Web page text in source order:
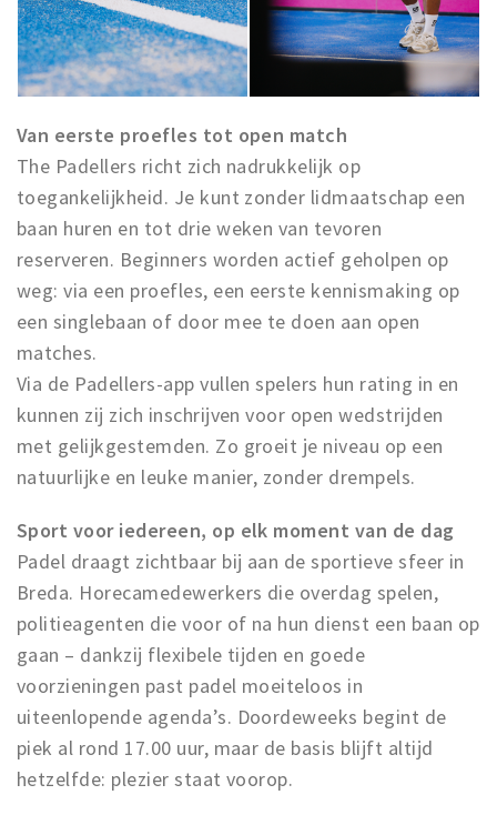
Van eerste proefles tot open match
The Padellers richt zich nadrukkelijk op
toegankelijkheid. Je kunt zonder lidmaatschap een
baan huren en tot drie weken van tevoren
reserveren. Beginners worden actief geholpen op
weg: via een proefles, een eerste kennismaking op
een singlebaan of door mee te doen aan open
matches.
Via de Padellers-app vullen spelers hun rating in en
kunnen zij zich inschrijven voor open wedstrijden
met gelijkgestemden. Zo groeit je niveau op een
natuurlijke en leuke manier, zonder drempels.
Sport voor iedereen, op elk moment van de dag
Padel draagt zichtbaar bij aan de sportieve sfeer in
Breda. Horecamedewerkers die overdag spelen,
politieagenten die voor of na hun dienst een baan op
gaan – dankzij flexibele tijden en goede
voorzieningen past padel moeiteloos in
uiteenlopende agenda’s. Doordeweeks begint de
piek al rond 17.00 uur, maar de basis blijft altijd
hetzelfde: plezier staat voorop.